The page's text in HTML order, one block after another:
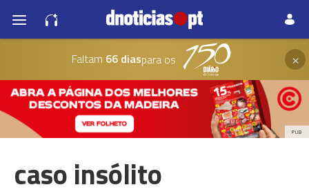
Faltam 66 diaspara os ×
PUB
caso insólito